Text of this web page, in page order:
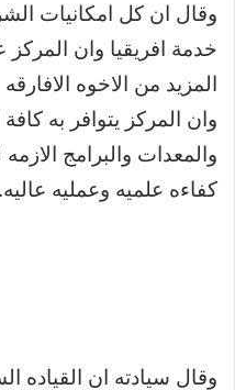
وقال ان كل امكانيات
خدمة افريقيا وان المركز
المزيد من الاخوه
وان المركز يتوافر به كافة
والمعدات والبرامج
كفاءه علميه وعمليه عاليه.
وقال سيادته ان القياده